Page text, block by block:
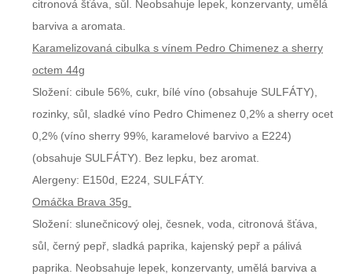
citronová šťáva, sůl. Neobsahuje lepek, konzervanty, umělá
barviva a aromata.
Karamelizovaná cibulka s vínem Pedro Chimenez a sherry
octem 44g
Složení: cibule 56%, cukr, bílé víno (obsahuje SULFÁTY),
rozinky, sůl, sladké víno Pedro Chimenez 0,2% a sherry ocet
0,2% (víno sherry 99%, karamelové barvivo a E224)
(obsahuje SULFÁTY). Bez lepku, bez aromat.
Alergeny: E150d, E224, SULFÁTY.
Omáčka Brava 35g
Složení: slunečnicový olej, česnek, voda, citronová šťáva,
sůl, černý pepř, sladká paprika, kajenský pepř a pálivá
paprika. Neobsahuje lepek, konzervanty, umělá barviva a